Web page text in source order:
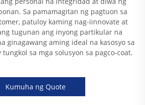
Sa pamamagitan ng pagtuon sa
patuloy kaming nag-iinnovate at
tugunan ang inyong partikular na
ginagawang aming ideal na kasosyo sa
sa mga solusyon sa pagco-coat.
Kumuha ng Quote